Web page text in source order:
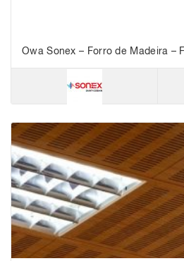
Owa Sonex – Forro de Madeira –